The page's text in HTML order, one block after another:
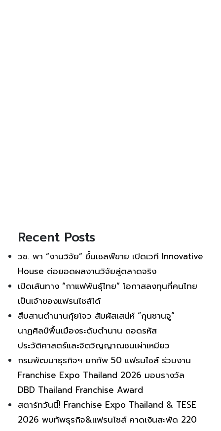
Recent Posts
วช. พา “งานวิจัย” ขึ้นเชลฟ์ขาย เปิดเวที Innovative
House ต่อยอดผลงานวิจัยสู่ตลาดจริง
เปิดเส้นทาง “กาแฟพันธุ์ไทย” โอกาสลงทุนที่คนไทย
เป็นเจ้าของแฟรนไชส์ได้
สืบสานตำนานกุ้ยโจว สัมผัสเสน่ห์ “กุนซานจู”
นาฏศิลป์พื้นเมืองระดับตำนาน ถอดรหัส
ประวัติศาสตร์และจิตวิญญาณชนเผ่าเหมียว
กรมพัฒนาธุรกิจฯ ยกทัพ 50 แฟรนไชส์ ร่วมงาน
Franchise Expo Thailand 2026 มอบรางวัล
DBD Thailand Franchise Award
สตาร์ทวันนี้! Franchise Expo Thailand & TESE
2026 พบทัพธุรกิจ&แฟรนไชส์ คาดเงินสะพัด 220